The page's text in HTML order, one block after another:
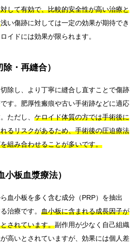
して有効で、比較的安全性が高い治療と
浅い傷跡に対しては一定の効果が期待でき
イドには効果が限られます。
・再縫合）
除し、より丁寧に縫合し直すことで傷跡
す。肥厚性瘢痕や古い手術跡などに適応
ただし、 ケロイド体質の方では手術後に
るリスクがあるため、手術後の圧迫療法
組み合わせることが多いです。
小板血漿療法）
血小板を多く含む成分（PRP）を抽出
治療です。 血小板に含まれる成長因子が
されています。副作用が少なく自己組織
高いとされていますが、効果には個人差